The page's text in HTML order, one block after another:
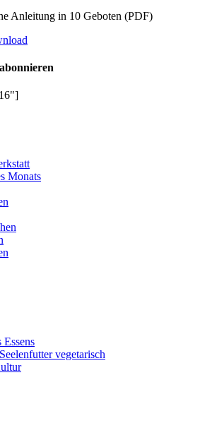
Anleitung in 10 Geboten (PDF)
Monats
Essens
vegetarisch